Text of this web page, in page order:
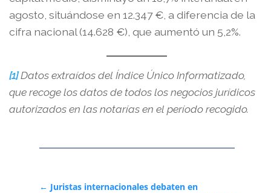
agosto, situándose en 12.347 €, a diferencia de la
cifra nacional (14.628 €), que aumentó un 5,2%.
[1]Datos extraídos del Índice Único Informatizado,
que recoge los datos de todos los negocios jurídicos
autorizados en las notarías en el período recogido.
← Juristas internacionales debaten en